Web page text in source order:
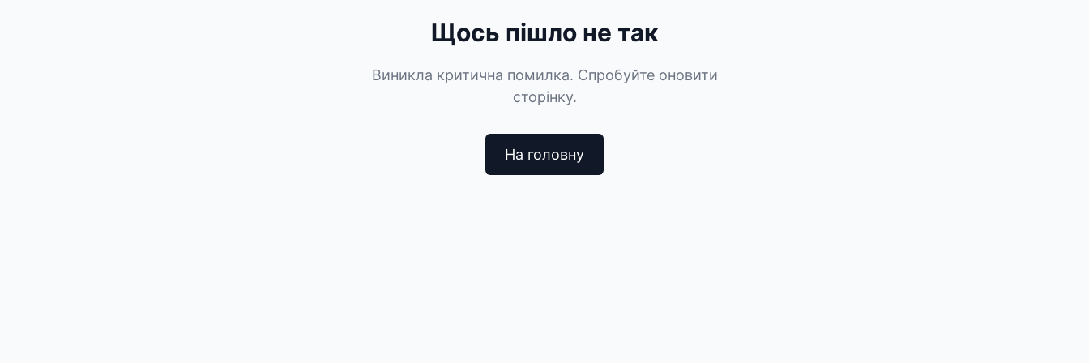
Щось пішло не так
Виникла критична помилка. Спробуйте оновити
сторінку.
На головну